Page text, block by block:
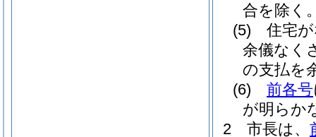
合を除く
(5)
住宅
余儀なく
の支払を
(6)
前各号
が明らか
2
市長は、